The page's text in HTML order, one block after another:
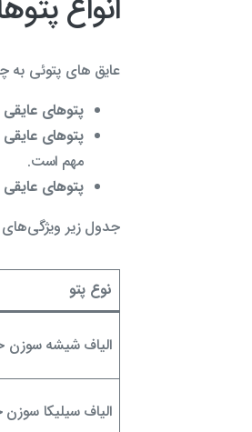
انواع
عایق های پتوئی به
پتوهای
پتوهای
مهم است.
پتوهای
جدول زیر
نوع پتو
الیاف شیشه سوزن
الیاف سیلیکا سوزن